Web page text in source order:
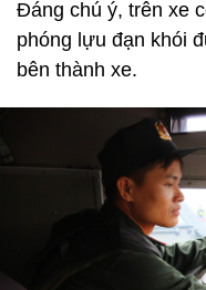
Đáng chú ý, trên xe
phóng lựu đạn khói
bên thành xe.